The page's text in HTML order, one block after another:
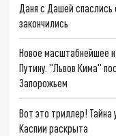
Даня с Дашей
закончились
Новое масштабнейшее
Путину. "Львов Кима"
Запорожьем
Вот это триллер! Тайна
Каспии раскрыта